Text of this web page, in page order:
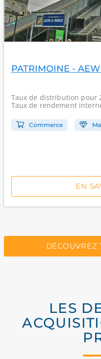
PATRIMOINE -
Taux de distribution pour
Taux de rendement
Commerce
EN
DÉCOUVREZ
LES